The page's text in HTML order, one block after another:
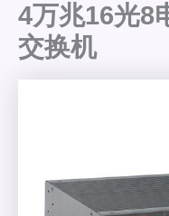
4万兆16光8
交换机